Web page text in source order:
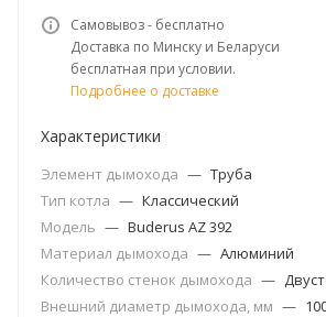
Самовывоз - бесплатно
Доставка по Минску и Беларуси
бесплатная при условии.
Подробнее о доставке
Характеристики
Элемент дымохода — Труба
Тип котла — Классический
Модель — Buderus AZ 392
Материал дымохода — Алюминий
Количество стенок дымохода —
Внешний диаметр дымохода, мм —